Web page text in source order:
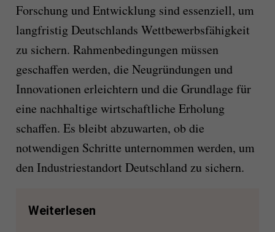
Forschung und Entwicklung sind essenziell, um
langfristig Deutschlands Wettbewerbsfähigkeit
zu sichern. Rahmenbedingungen müssen
geschaffen werden, die Neugründungen und
Innovationen erleichtern und die Grundlage für
eine nachhaltige wirtschaftliche Erholung
schaffen. Es bleibt abzuwarten, ob die
notwendigen Schritte unternommen werden, um
den Industriestandort Deutschland zu sichern.
Weiterlesen